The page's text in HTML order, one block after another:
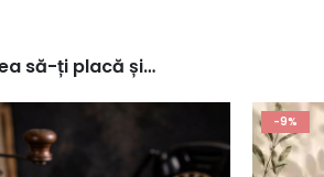
să-ți placă și…
-9%